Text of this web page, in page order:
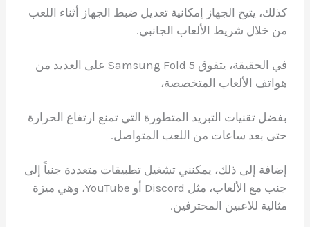
كذلك، يتيح الجهاز إمكانية تعديل ضبط الجهاز أثناء اللعب
من خلال شريط الألعاب الجانبي.
في الحقيقة، يتفوق Samsung Fold 5 على العديد من
هواتف الألعاب المتخصصة،
بفضل تقنيات التبريد المتطورة التي تمنع ارتفاع الحرارة
حتى بعد ساعات من اللعب المتواصل.
إضافة إلى ذلك، يمكنني تشغيل تطبيقات متعددة جنباً إلى
جنب مع الألعاب، مثل Discord أو YouTube، وهي ميزة
مثالية للاعبين المحترفين.